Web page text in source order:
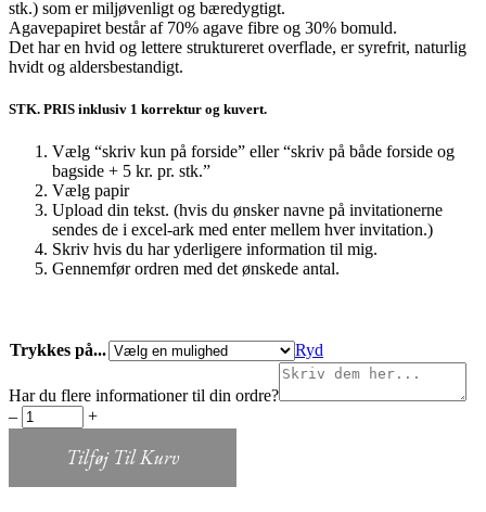
stk.) som er miljøvenligt og bæredygtigt.
Agavepapiret består af 70% agave fibre og 30% bomuld.
Det har en hvid og lettere struktureret overflade, er syrefrit, naturlig
hvidt og aldersbestandigt.
STK. PRIS inklusiv 1 korrektur og kuvert.
Vælg “skriv kun på forside” eller “skriv på både forside og
bagside + 5 kr. pr. stk.”
Vælg papir
Upload din tekst. (hvis du ønsker navne på invitationerne
sendes de i excel-ark med enter mellem hver invitation.)
Skriv hvis du har yderligere information til mig.
Gennemfør ordren med det ønskede antal.
Trykkes på... Ryd
Har du flere informationer til din ordre?
Invitation
beige
uden
‒ +
Tilføj Til Kurv